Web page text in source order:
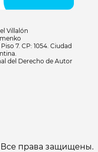
Villalón
7. CP: 1054. Ciudad
del Derecho de Autor
Все права защищены.